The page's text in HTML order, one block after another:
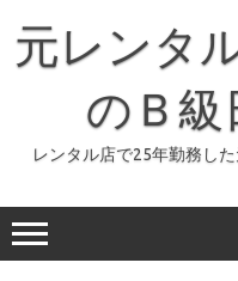
元レンタ
のＢ級
レンタル店で25年勤務し